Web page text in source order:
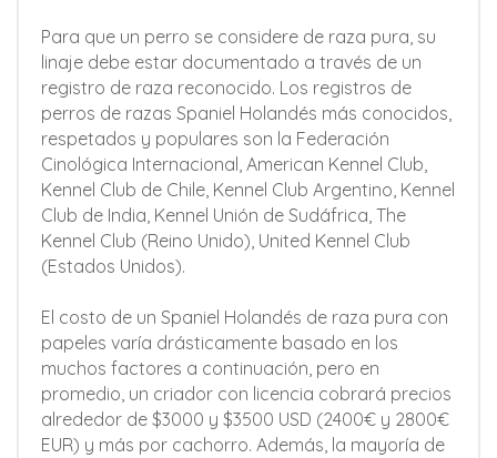
Para que un perro se considere de raza pura, su
linaje debe estar documentado a través de un
registro de raza reconocido. Los registros de
perros de razas Spaniel Holandés más conocidos,
respetados y populares son la Federación
Cinológica Internacional, American Kennel Club,
Kennel Club de Chile, Kennel Club Argentino, Kennel
Club de India, Kennel Unión de Sudáfrica, The
Kennel Club (Reino Unido), United Kennel Club
(Estados Unidos).
El costo de un Spaniel Holandés de raza pura con
papeles varía drásticamente basado en los
muchos factores a continuación, pero en
promedio, un criador con licencia cobrará precios
alrededor de $3000 y $3500 USD (2400€ y 2800€
EUR) y más por cachorro. Además, la mayoría de